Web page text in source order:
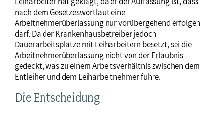
nach dem Gesetzeswortlaut eine
Arbeitnehmerüberlassung nur vorübergehend erfolgen
darf. Da der Krankenhausbetreiber jedoch
Dauerarbeitsplätze mit Leiharbeitern besetzt, sei die
Arbeitnehmerüberlassung nicht von der Erlaubnis
gedeckt, was zu einem Arbeitsverhältnis zwischen dem
Entleiher und dem Leiharbeitnehmer führe.
Die Entscheidung